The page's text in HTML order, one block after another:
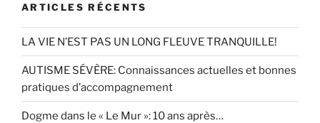
ARTICLES RÉCENTS
LA VIE N’EST PAS UN LONG FLEUVE TRANQUILLE!
AUTISME SÉVÈRE: Connaissances actuelles et bonnes
pratiques d’accompagnement
Dogme dans le « Le Mur »: 10 ans après…